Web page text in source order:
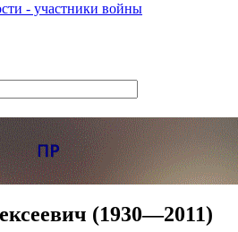
- участники войны
(1930—2011)